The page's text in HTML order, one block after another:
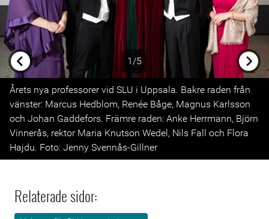
1/5
Årets nya professorer vid SLU i Uppsala. Bakre raden från
vänster: Marcus Hedblom, Renée Båge, Magnus Karlsson
och Johan Gaddefors. Främre raden: Anke Herrmann, Björn
Vinnerås, rektor Maria Knutson Wedel, Nils Fall och Flora
Hajdu. Foto: Jenny Svennås-Gillner
Relaterade sidor: